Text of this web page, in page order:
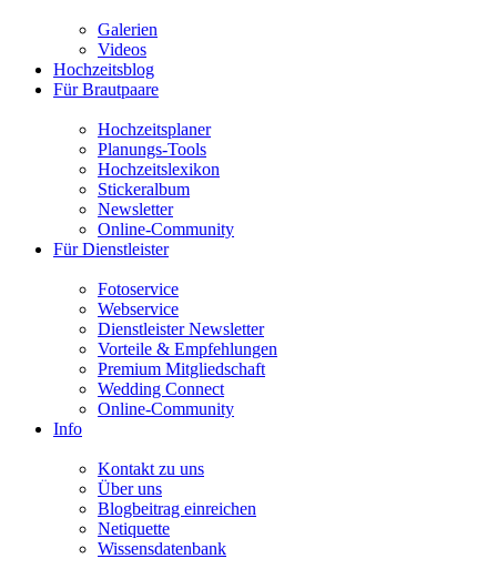
Galerien
Videos
Hochzeitsblog
Für Brautpaare
Hochzeitsplaner
Planungs-Tools
Hochzeitslexikon
Stickeralbum
Newsletter
Online-Community
Für Dienstleister
Fotoservice
Webservice
Dienstleister Newsletter
Vorteile & Empfehlungen
Premium Mitgliedschaft
Wedding Connect
Online-Community
Info
Kontakt zu uns
Über uns
Blogbeitrag einreichen
Netiquette
Wissensdatenbank